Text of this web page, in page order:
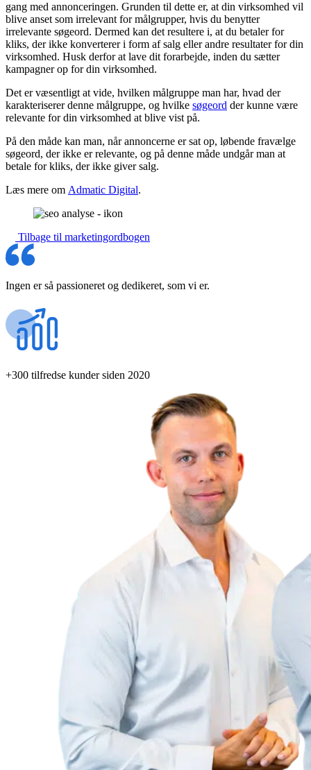
gang med annonceringen. Grunden til dette er, at din virksomhed vil
blive anset som irrelevant for målgrupper, hvis du benytter
irrelevante søgeord. Dermed kan det resultere i, at du betaler for
kliks, der ikke konverterer i form af salg eller andre resultater for din
virksomhed. Husk derfor at lave dit forarbejde, inden du sætter
kampagner op for din virksomhed.
Det er væsentligt at vide, hvilken målgruppe man har, hvad der
karakteriserer denne målgruppe, og hvilke søgeord der kunne være
relevante for din virksomhed at blive vist på.
På den måde kan man, når annoncerne er sat op, løbende fravælge
søgeord, der ikke er relevante, og på denne måde undgår man at
betale for kliks, der ikke giver salg.
Læs mere om Admatic Digital.
Tilbage til marketingordbogen
Ingen er så passioneret og dedikeret, som vi er.
+300 tilfredse kunder siden 2020